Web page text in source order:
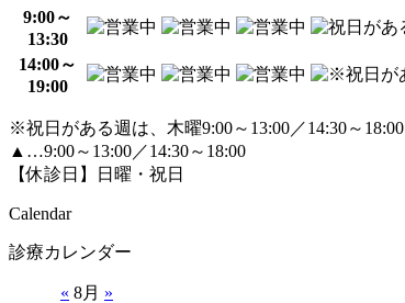
9:00～
13:30
14:00～
19:00
※祝日がある週は、木曜9:00～13:00／14:30～18:00
▲…9:00～13:00／14:30～18:00
【休診日】日曜・祝日
Calendar
診療カレンダー
« 8月 »